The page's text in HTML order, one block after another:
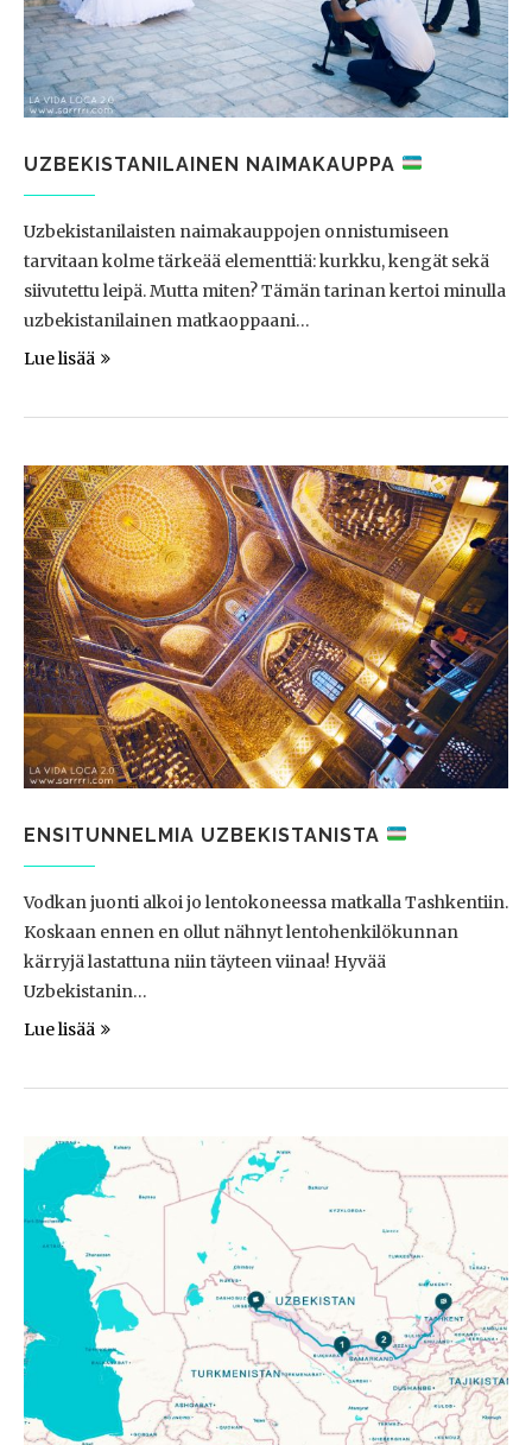
UZBEKISTANILAINEN NAIMAKAUPPA
Uzbekistanilaisten naimakauppojen onnistumiseen
tarvitaan kolme tärkeää elementtiä: kurkku, kengät sekä
siivutettu leipä. Mutta miten? Tämän tarinan kertoi minulla
uzbekistanilainen matkaoppaani…
Lue lisää
ENSITUNNELMIA UZBEKISTANISTA
Vodkan juonti alkoi jo lentokoneessa matkalla Tashkentiin.
Koskaan ennen en ollut nähnyt lentohenkilökunnan
kärryjä lastattuna niin täyteen viinaa! Hyvää
Uzbekistanin…
Lue lisää